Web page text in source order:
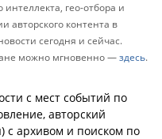
гео-отбора и
авторского контента в
сегодня и сейчас.
можно мгновенно —здесь.
с мест событий по
авторский
с архивом и поиском по